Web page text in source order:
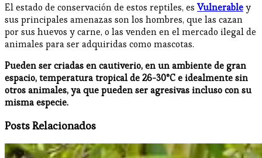
El estado de conservación de estos reptiles, esVulnerabley
sus principales amenazas son los hombres, que las cazan
por sus huevos y carne, o las venden en el mercado ilegal de
animales para ser adquiridas como mascotas.
Pueden ser criadas en cautiverio, en un ambiente de gran
espacio, temperatura tropical de 26-30°C e idealmente sin
otros animales, ya que pueden ser agresivas incluso con su
misma especie.
Posts Relacionados